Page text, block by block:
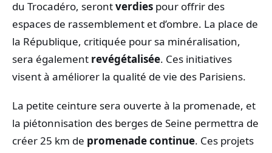
du Trocadéro, serontverdies pour offrir des
espaces de rassemblement et d’ombre. La place de
la République, critiquée pour sa minéralisation,
sera également revégétalisée. Ces initiatives
visent à améliorer la qualité de vie des Parisiens.
La petite ceinture sera ouverte à la promenade, et
la piétonnisation des berges de Seine permettra de
créer 25 km de promenade continue. Ces projets